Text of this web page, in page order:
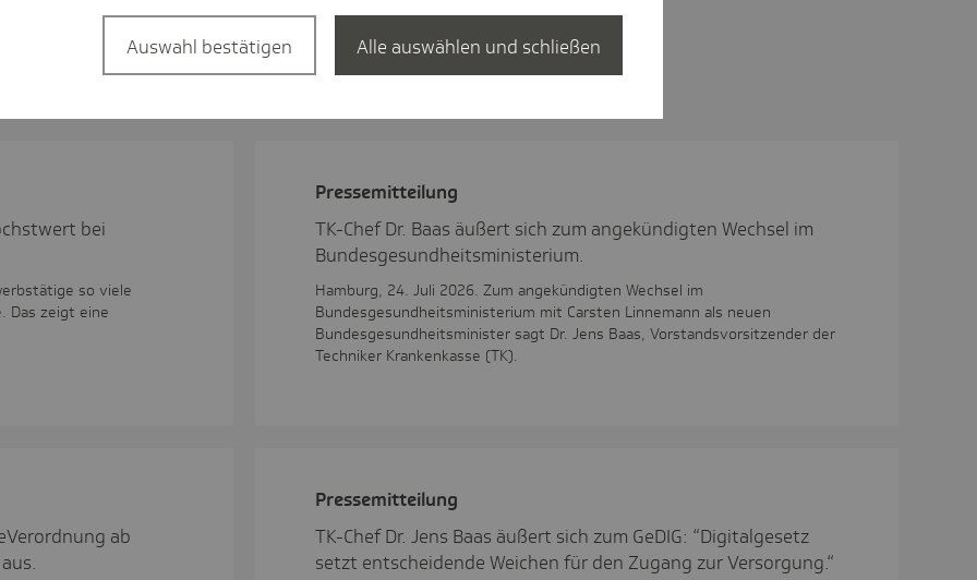
bei
so viele
Das zeigt eine
Pres­se­mit­tei­lung
TK-Chef Dr. Baas äußert sich zum angekündigten Wechsel im
Bundesgesundheitsministerium.
Hamburg, 24. Juli 2026. Zum angekündigten Wechsel im
Bundesgesundheitsministerium mit Carsten Linnemann als neuen
Bundesgesundheitsminister sagt Dr. Jens Baas, Vorstandsvorsitzender der
Techniker Krankenkasse (TK).
ab
Pres­se­mit­tei­lung
TK-Chef Dr. Jens Baas äußert sich zum GeDIG: “Digitalgesetz
setzt entscheidende Weichen für den Zugang zur Versorgung.“
Auswahl bestätigen Alle auswählen und schließen